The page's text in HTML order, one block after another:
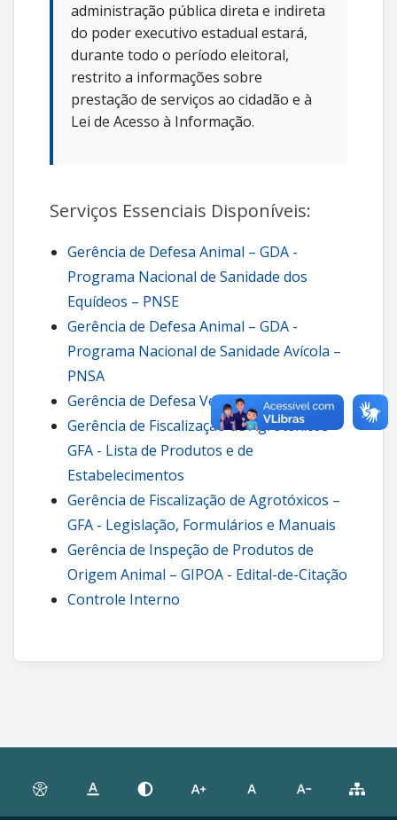
administração pública direta e indireta
do poder executivo estadual estará,
durante todo o período eleitoral,
restrito a informações sobre
prestação de serviços ao cidadão e à
Lei de Acesso à Informação.
Serviços Essenciais Disponíveis:
Gerência de Defesa Animal – GDA -
Programa Nacional de Sanidade dos
Equídeos – PNSE
Gerência de Defesa Animal – GDA -
Programa Nacional de Sanidade Avícola –
PNSA
Gerência de Defesa Vegetal – GDV
Gerência de Fiscalização de Agrotóxicos –
GFA - Lista de Produtos e de
Estabelecimentos
Gerência de Fiscalização de Agrotóxicos –
GFA - Legislação, Formulários e Manuais
Gerência de Inspeção de Produtos de
Origem Animal – GIPOA - Edital-de-Citação
Controle Interno